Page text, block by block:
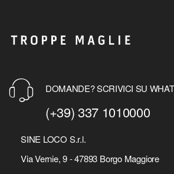
DOMANDE? SCRIVICI SU
(+39) 337 1010000
SINE LOCO S.r.l.
Via Vernie, 9 - 47893 Borgo Maggiore